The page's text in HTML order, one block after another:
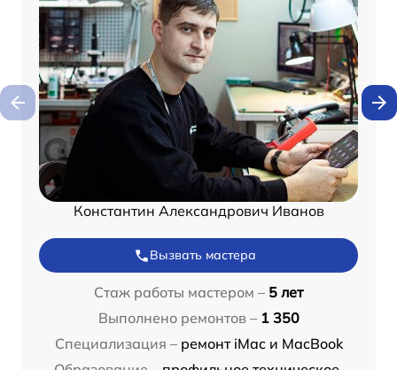
Константин Александрович Иванов
Вызвать мастера
Стаж работы мастером – 5 лет
Выполнено ремонтов – 1 350
Специализация – ремонт iMac и MacBook